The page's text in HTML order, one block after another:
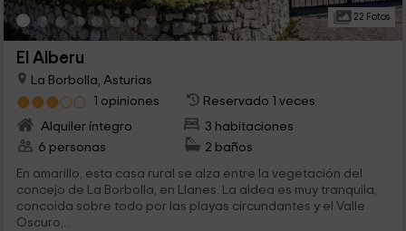
22 Fotos
El Alberu
La Borbolla, Asturias
1 opiniones
Reservado 1 veces
Alquiler íntegro
3 habitaciones
6 personas
2 baños
En amarillo, esta casa rural se alza entre la vegetación del
concejo de La Borbolla, en Llanes. La aldea es muy tranquila,
concoida sobre todo por las playas circundantes y el Valle
Oscuro,...